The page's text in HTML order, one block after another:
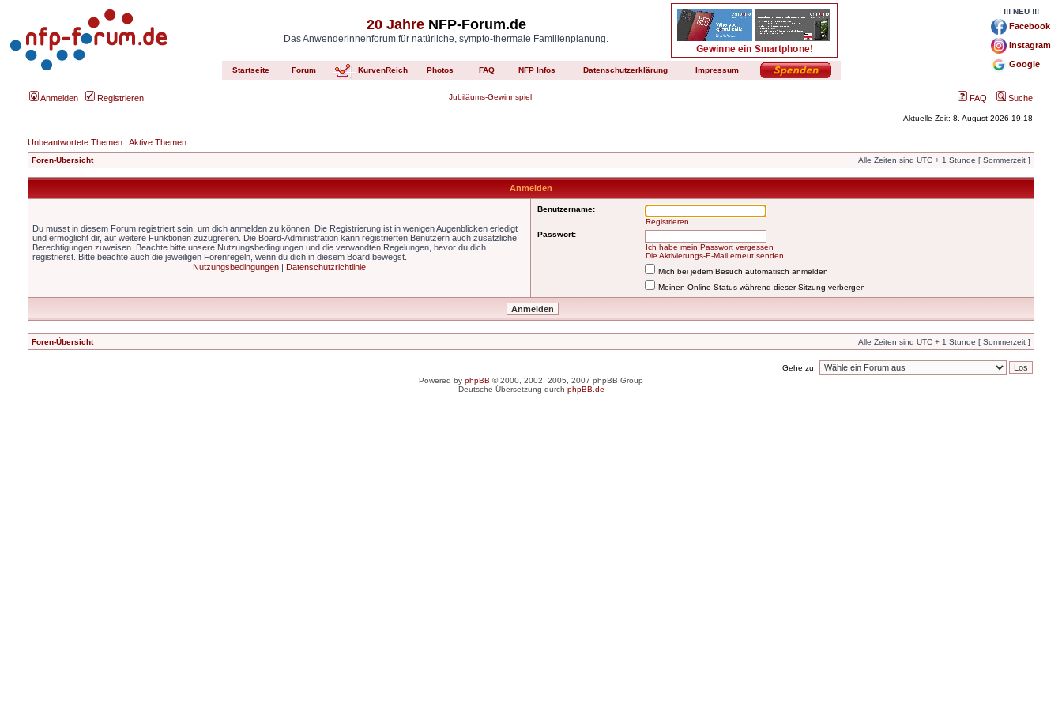
20 JahreNFP-Forum.de
Das Anwenderinnenforum für natürliche, sympto-thermale Familienplanung.
Startseite Forum KurvenReich Photos FAQ NFP Infos Datenschutzerklärung Impressum
!!! NEU !!!
Facebook
Instagram
Google
Anmelden Registrieren Jubiläums-Gewinnspiel FAQ Suche
Aktuelle Zeit: 8. August 2026 19:18
Unbeantwortete Themen | Aktive Themen
Foren-Übersicht Alle Zeiten sind UTC + 1 Stunde [ Sommerzeit ]
Anmelden
Du musst in diesem Forum registriert sein, um dich anmelden zu können. Die Registrierung ist in wenigen Augenblicken erledigt
und ermöglicht dir, auf weitere Funktionen zuzugreifen. Die Board-Administration kann registrierten Benutzern auch zusätzliche
Berechtigungen zuweisen. Beachte bitte unsere Nutzungsbedingungen und die verwandten Regelungen, bevor du dich
registrierst. Bitte beachte auch die jeweiligen Forenregeln, wenn du dich in diesem Board bewegst.
Nutzungsbedingungen | Datenschutzrichtlinie
Benutzername:
Registrieren
Passwort:
Ich habe mein Passwort vergessen
Die Aktivierungs-E-Mail erneut senden
Mich bei jedem Besuch automatisch anmelden
Meinen Online-Status während dieser Sitzung verbergen
Foren-Übersicht Alle Zeiten sind UTC + 1 Stunde [ Sommerzeit ]
Gehe zu:
Powered by phpBB © 2000, 2002, 2005, 2007 phpBB Group
Deutsche Übersetzung durch phpBB.de